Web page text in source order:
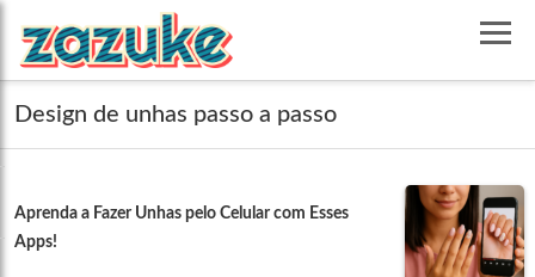
Design de unhas passo a passo
Aprenda a Fazer Unhas pelo Celular com Esses
Apps!